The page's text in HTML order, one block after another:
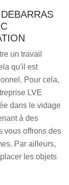
un travail
qu'il est
Pour cela,
LVE
dans le vidage
à des
vous offrons des
Par ailleurs,
les objets